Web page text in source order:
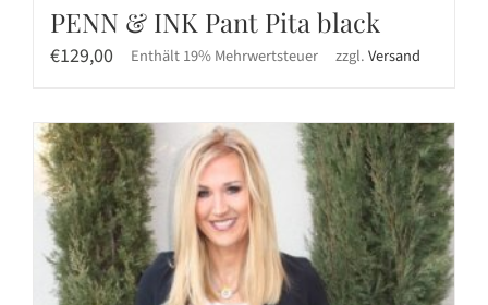
PENN & INK Pant Pita black
€129,00 Enthält 19% Mehrwertsteuer zzgl.Versand